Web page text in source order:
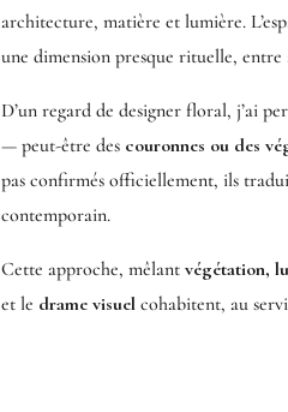
architecture, matière et lumière.
une dimension presque rituelle,
D’un regard de designer floral, j’ai
— peut-être des couronnes ou des
pas confirmés officiellement, ils
contemporain.
Cette approche, mêlant végétation,
et le drame visuelcohabitent, au